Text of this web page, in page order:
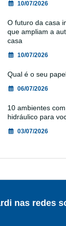
10/07/2026
O futuro da casa
que ampliam a
casa
10/07/2026
Qual é o seu
06/07/2026
10 ambientes
hidráulico para
03/07/2026
nas redes